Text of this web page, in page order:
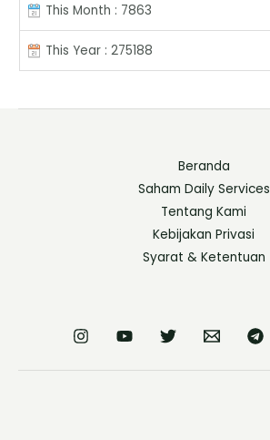
This Month : 7863
This Year : 275188
Beranda
Saham Daily Services
Tentang Kami
Kebijakan Privasi
Syarat & Ketentuan